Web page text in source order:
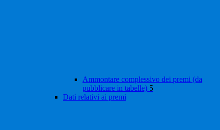
Ammontare complessivo dei premi (da
pubblicare in tabelle) 5
Dati relativi ai premi